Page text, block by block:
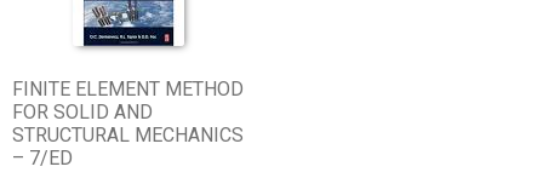
FINITE ELEMENT METHOD
FOR SOLID AND
STRUCTURAL MECHANICS
– 7/ED